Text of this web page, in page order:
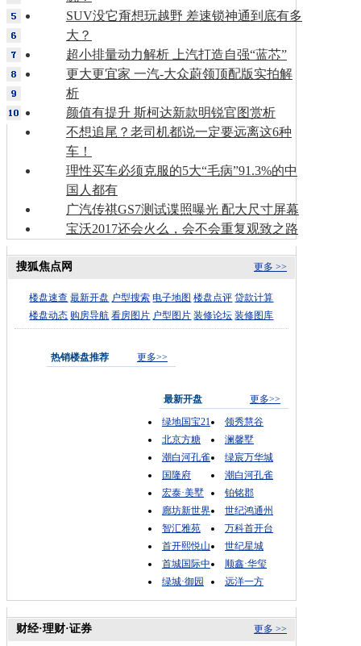
SUV没它甭想玩越野 差速锁神通到底有多
大？
超小排量动力解析 上汽打造自强“蓝芯”
更大更宜家 一汽-大众蔚领顶配版实拍解
析
颜值有提升 斯柯达新款明锐官图赏析
不想追尾？老司机都说一定要远离这6种
车！
理性买车必须克服的5大“毛病”91.3%的中
国人都有
广汽传祺GS7测试谍照曝光 配大尺寸屏幕
宝沃2017还会火么，会不会重复观致之路
更多 >>
搜狐焦点网
楼盘速查 最新开盘 户型搜索 电子地图 楼盘点评 贷款计算
楼盘动态 购房导航 看房图片 户型图片 装修论坛 装修图库
热销楼盘推荐 更多>>
最新开盘
更多>>
绿地国宝21
领秀慧谷
北京方糖
澜馨墅
潮白河孔雀
绿宸万华城
国隆府
潮白河孔雀
宏泰·美墅
铂铭郡
廊坊新世界
世纪鸿通州
智汇雅苑
万科首开台
首开熙悦山
世纪星城
首城国际中
顺鑫·华玺
绿城·御园
远洋一方
更多 >>
财经·理财·证券